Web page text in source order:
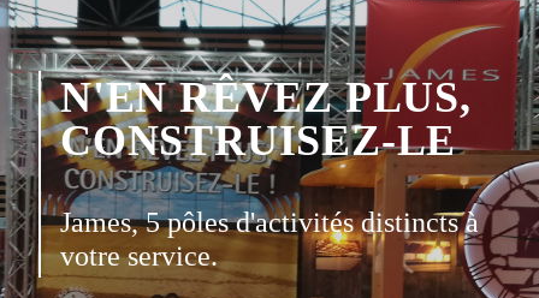
N'EN RÊVEZ PLUS,
CONSTRUISEZ-LE
James, 5 pôles d'activités distincts à
votre service.